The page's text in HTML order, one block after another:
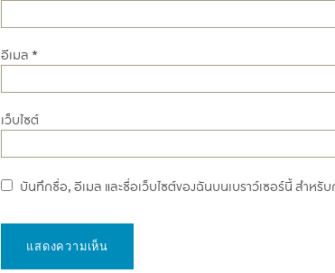
อีเมล *
เว็บไซต์
บันทึกชื่อ, อีเมล และชื่อเว็บไซต์ของฉันบนเบราว์เซอร์นี้ สำหรั